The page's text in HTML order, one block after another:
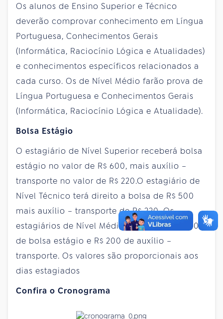
Os alunos de Ensino Superior e Técnico
deverão comprovar conhecimento em Língua
Portuguesa, Conhecimentos Gerais
(Informática, Raciocínio Lógica e Atualidades)
e conhecimentos específicos relacionados a
cada curso. Os de Nível Médio farão prova de
Língua Portuguesa e Conhecimentos Gerais
(Informática, Raciocínio Lógica e Atualidade).
Bolsa Estágio
O estagiário de Nível Superior receberá bolsa
estágio no valor de R$ 600, mais auxílio –
transporte no valor de R$ 220.O estagiário de
Nível Técnico terá direito a bolsa de R$ 500
mais auxílio – transporte de R$ 220. Os
estagiários de Nível Médio receberão R$ 400
de bolsa estágio e R$ 200 de auxílio –
transporte. Os valores são proporcionais aos
dias estagiados
Confira o Cronograma